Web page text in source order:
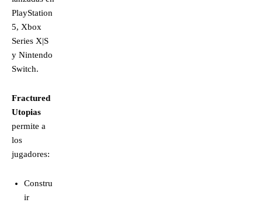
PlayStation
5, Xbox
Series X|S
y Nintendo
Switch.
Fractured
Utopias
permite a
los
jugadores:
Constru
ir